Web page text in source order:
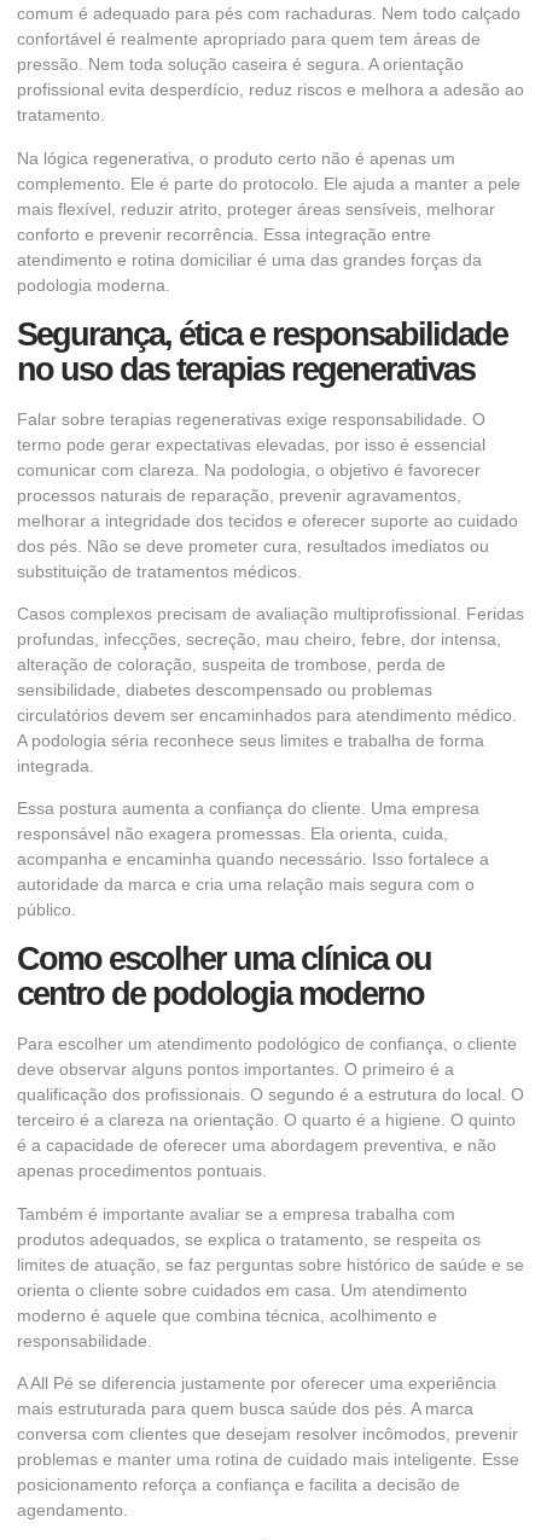
comum é adequado para pés com rachaduras. Nem todo calçado
confortável é realmente apropriado para quem tem áreas de
pressão. Nem toda solução caseira é segura. A orientação
profissional evita desperdício, reduz riscos e melhora a adesão ao
tratamento.
Na lógica regenerativa, o produto certo não é apenas um
complemento. Ele é parte do protocolo. Ele ajuda a manter a pele
mais flexível, reduzir atrito, proteger áreas sensíveis, melhorar
conforto e prevenir recorrência. Essa integração entre
atendimento e rotina domiciliar é uma das grandes forças da
podologia moderna.
Segurança, ética e responsabilidade
no uso das terapias regenerativas
Falar sobre terapias regenerativas exige responsabilidade. O
termo pode gerar expectativas elevadas, por isso é essencial
comunicar com clareza. Na podologia, o objetivo é favorecer
processos naturais de reparação, prevenir agravamentos,
melhorar a integridade dos tecidos e oferecer suporte ao cuidado
dos pés. Não se deve prometer cura, resultados imediatos ou
substituição de tratamentos médicos.
Casos complexos precisam de avaliação multiprofissional. Feridas
profundas, infecções, secreção, mau cheiro, febre, dor intensa,
alteração de coloração, suspeita de trombose, perda de
sensibilidade, diabetes descompensado ou problemas
circulatórios devem ser encaminhados para atendimento médico.
A podologia séria reconhece seus limites e trabalha de forma
integrada.
Essa postura aumenta a confiança do cliente. Uma empresa
responsável não exagera promessas. Ela orienta, cuida,
acompanha e encaminha quando necessário. Isso fortalece a
autoridade da marca e cria uma relação mais segura com o
público.
Como escolher uma clínica ou
centro de podologia moderno
Para escolher um atendimento podológico de confiança, o cliente
deve observar alguns pontos importantes. O primeiro é a
qualificação dos profissionais. O segundo é a estrutura do local. O
terceiro é a clareza na orientação. O quarto é a higiene. O quinto
é a capacidade de oferecer uma abordagem preventiva, e não
apenas procedimentos pontuais.
Também é importante avaliar se a empresa trabalha com
produtos adequados, se explica o tratamento, se respeita os
limites de atuação, se faz perguntas sobre histórico de saúde e se
orienta o cliente sobre cuidados em casa. Um atendimento
moderno é aquele que combina técnica, acolhimento e
responsabilidade.
A All Pé se diferencia justamente por oferecer uma experiência
mais estruturada para quem busca saúde dos pés. A marca
conversa com clientes que desejam resolver incômodos, prevenir
problemas e manter uma rotina de cuidado mais inteligente. Esse
posicionamento reforça a confiança e facilita a decisão de
agendamento.